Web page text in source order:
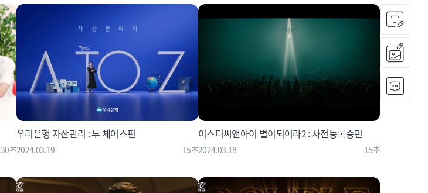
30초
우리은행 자산관리 : 투 체어스편
2024.03.19 15초
이스터씨앤아이 별이되어라2 : 사전등록중편
2024.03.18 15초